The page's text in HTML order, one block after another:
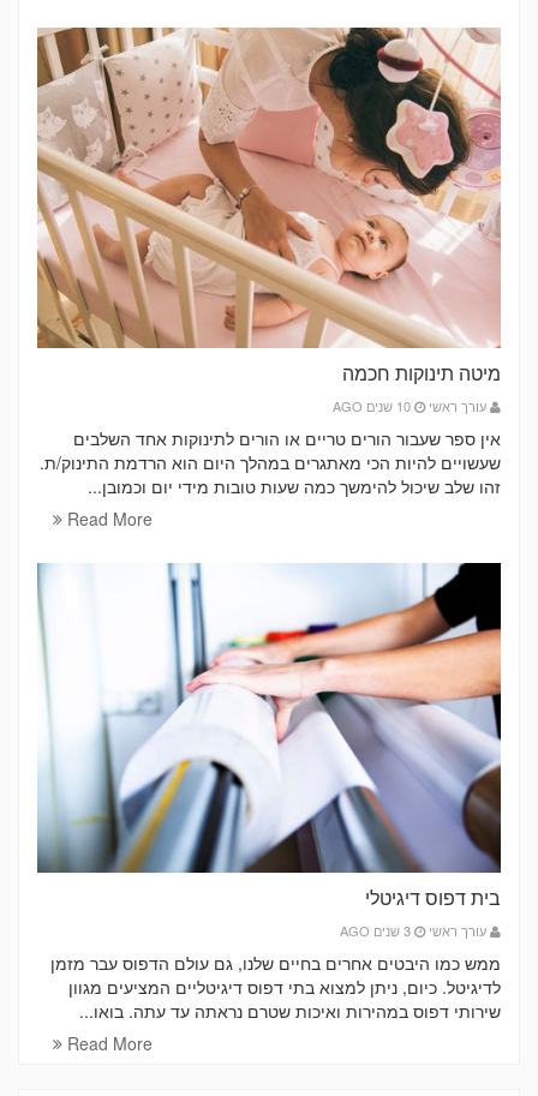
מיטה תינוקות חכמה
עורך ראשי
אין ספר שעבור הורים טריים או הורים לתינוקות אחד השלבים
שעשויים להיות הכי מאתגרים במהלך היום הוא הרדמת התינוק/ת.
זהו שלב שיכול להימשך כמה שעות טובות מידי יום וכמובן...
Read More
בית דפוס דיגיטלי
עורך ראשי
ממש כמו היבטים אחרים בחיים שלנו, גם עולם הדפוס עבר מזמן
לדיגיטל. כיום, ניתן למצוא בתי דפוס דיגיטליים המציעים מגוון
שירותי דפוס במהירות ואיכות שטרם נראתה עד עתה. בואו...
Read More